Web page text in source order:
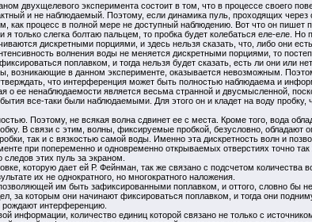
двухщелевого эксперимента состоит в том, что в процессе своего
и не наблюдаемый. Поэтому, если динамика пуль, проходящих
как процесс в полной мере не доступный наблюдению. Вот что он
только слегка болтаю пальцем, то пробка будет колебаться еле-еле.
дискретными порциями, и здесь нельзя сказать, что, либо они
волнения воды не меняется дискретными порциями, то
поплавком, и тогда нельзя будет сказать, есть ли они или
возникающие в данном эксперименте, оказывается невозможным.
что интерференция может быть полностью наблюдаема и
о ее ненаблюдаемости является весьма странной и двусмысленной,
все-таки были наблюдаемыми. Для этого он и кладет на воду
Поэтому, не всякая волна сдвинет ее с места. Кроме того, вода
В связи с этим, волны, фиксируемые пробкой, безусловно, обладают
так и с вязкостью самой воды. Именно эта дискретность волн и
при попеременно и одновременно открываемых отверстиях точно
этих пуль за экраном.
которую дает ей Р. Фейнман, так же связано с подсчетом
их не однократного, но многократного наложения.
им быть зафиксированными поплавком, и оттого, словно бы
за которым они начинают фиксироваться поплавком, и тогда они
интерференцию.
информации, количество единиц которой связано не только с